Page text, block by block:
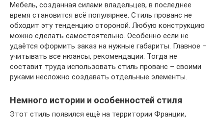
Мебель, созданная силами владельцев, в последнее
время становится всё популярнее. Стиль прованс не
обходит эту тенденцию стороной. Любую конструкцию
можно сделать самостоятельно. Особенно если не
удаётся оформить заказ на нужные габариты. Главное –
учитывать все нюансы, рекомендации. Тогда не
составит труда использовать стиль прованс – своими
руками несложно создавать отдельные элементы.
Немного истории и особенностей стиля
Этот стиль появился ещё на территории Франции,